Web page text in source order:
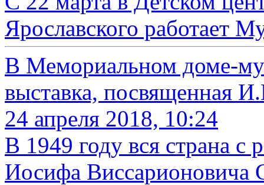
Ярославского работает
В Мемориальном доме-
выставка, посвященная
24 апреля 2018, 10:24
В 1949 году вся страна с
Иосифа Виссарионовича